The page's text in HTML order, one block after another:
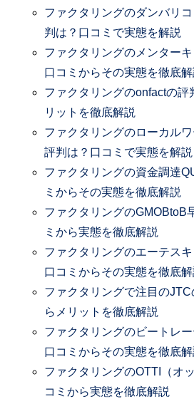
ファクタリングのダンバリ
判は？口コミで実態を解説
ファクタリングのメンター
口コミからその実態を徹底解
ファクタリングのonfactの評
リットを徹底解説
ファクタリングのローカル
評判は？口コミで実態を解説
ファクタリングの資金調達
ミからその実態を徹底解説
ファクタリングのGMOBtoB
ミから実態を徹底解説
ファクタリングのエーテス
口コミからその実態を徹底解
ファクタリングで注目の
らメリットを徹底解説
ファクタリングのビートレ
口コミからその実態を徹底解
ファクタリングのOTTI（オ
コミから実態を徹底解説